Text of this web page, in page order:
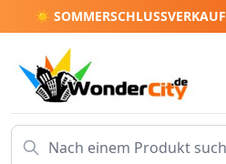
☀️ SOMMERSCHLUSSVERKAUF